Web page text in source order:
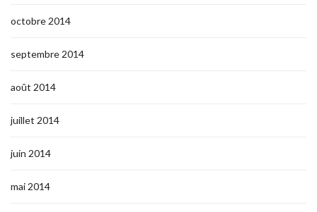
octobre 2014
septembre 2014
août 2014
juillet 2014
juin 2014
mai 2014